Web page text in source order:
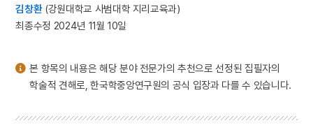
7
금동 미륵보살 반가 사유상
김창환 (강원대학교 사범대학 지리교육과)
최종수정 2024년 11월 10일
본 항목의 내용은 해당 분야 전문가의 추천으로 선정된 집필자의
학술적 견해로, 한국학중앙연구원의 공식 입장과 다를 수 있습니다.